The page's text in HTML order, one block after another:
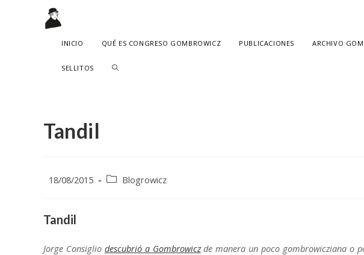
INICIO QUÉ ES CONGRESO GOMBROWICZ PUBLICACIONES ARCHIVO
SELLITOS ALTERNAR
Tandil
Publicación
entrada:
18/08/2015
Categoría
Blogrowicz
Tandil
Jorge Consiglio descubrió a Gombrowiczde manera un poco gombrowicziana o